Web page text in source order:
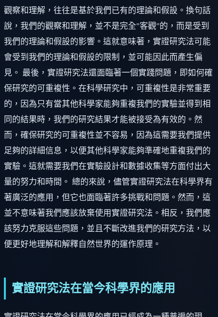
觀察和理解，往往是基於我們已有的理論和假設。換句話
說，我們的觀察和理解，並不是完全"客觀"的，而是受到
我們的理論和假設的影響。這就意味著，實證研究法可能
會受到我們的理論和假設的限制，並可能因此而產生偏
見。 最後，實證研究法還面臨著一個實踐問題，即如何確
保研究的可重複性。在科學研究中，可重複性是非常重要
的，因為只有當其他科學家能夠重複我們的實驗並得到相
同的結果時，我們的研究結果才能被接受為有效的。然
而，確保研究的可重複性並不容易，因為這需要我們提供
足夠的詳細信息，以便其他科學家能夠準確地重複我們的
實驗。這就需要我們在實驗設計和數據收集等方面付出大
量的努力和時間。 總的來說，儘管實證研究法在科學界有
著廣泛的應用，但它也面臨著許多挑戰和問題。然而，這
並不意味著我們應該放棄使用實證研究法。相反，我們應
該努力克服這些問題，並且不斷改進我們的研究方法，以
便更好地理解和解釋自然世界的運作原理。
實證研究法在當今科學界的應用